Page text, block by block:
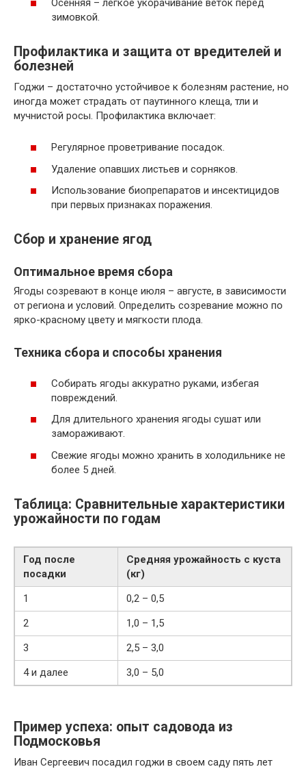
Осенняя – легкое укорачивание веток перед
зимовкой.
Профилактика и защита от вредителей и
болезней
Годжи – достаточно устойчивое к болезням растение, но
иногда может страдать от паутинного клеща, тли и
мучнистой росы. Профилактика включает:
Регулярное проветривание посадок.
Удаление опавших листьев и сорняков.
Использование биопрепаратов и инсектицидов
при первых признаках поражения.
Сбор и хранение ягод
Оптимальное время сбора
Ягоды созревают в конце июля – августе, в зависимости
от региона и условий. Определить созревание можно по
ярко-красному цвету и мягкости плода.
Техника сбора и способы хранения
Собирать ягоды аккуратно руками, избегая
повреждений.
Для длительного хранения ягоды сушат или
замораживают.
Свежие ягоды можно хранить в холодильнике не
более 5 дней.
Таблица: Сравнительные характеристики
урожайности по годам
Год после
посадки
Средняя урожайность с куста
(кг)
1
0,2 – 0,5
2
1,0 – 1,5
3
2,5 – 3,0
4 и далее
3,0 – 5,0
Пример успеха: опыт садовода из
Подмосковья
Иван Сергеевич посадил годжи в своем саду пять лет